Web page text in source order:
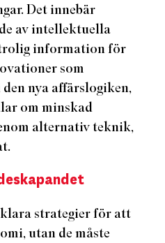
Det innebär
av intellektuella
information för
som
nya affärslogiken,
om minskad
alternativ teknik,
strategier för att
utan de måste